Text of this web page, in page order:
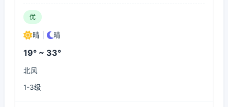
优
晴 晴
19° ~ 33°
北风
1-3级